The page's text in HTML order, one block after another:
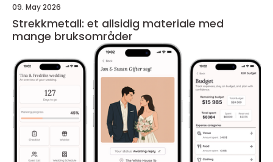
09. May 2026
Strekkmetall: et allsidig materiale med
mange bruksområder